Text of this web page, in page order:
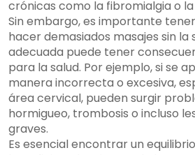
crónicas como la fibromialgia o
Sin embargo, es importante
hacer demasiados masajes sin la
adecuada puede tener
para la salud. Por ejemplo, si se
manera incorrecta o excesiva,
área cervical, pueden surgir
hormigueo, trombosis o incluso
graves.
Es esencial encontrar un